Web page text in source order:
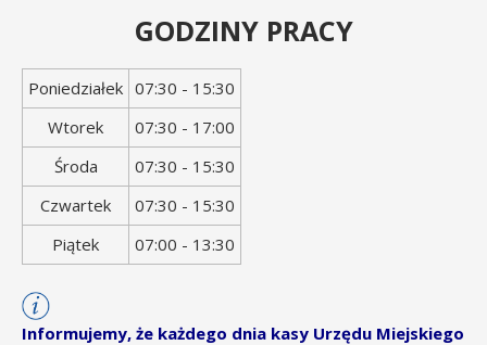
GODZINY PRACY
Dzień
tygodnia
Godziny
otwarcia
Poniedziałek 07:30 - 15:30
Wtorek
07:30 - 17:00
Środa
07:30 - 15:30
Czwartek
07:30 - 15:30
Piątek
07:00 - 13:30
Informujemy, że każdego dnia kasy Urzędu Miejskiego